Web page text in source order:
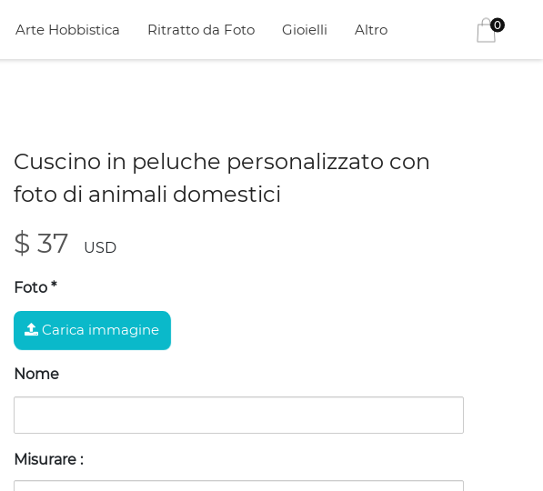
Arte Hobbistica Ritratto da Foto Gioielli Altro 0
Cuscino in peluche personalizzato con
foto di animali domestici
$ 37 USD
Foto*
Carica immagine
Nome
Misurare :